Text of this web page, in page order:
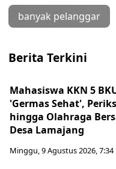
banyak pelanggar
Berita Terkini
Mahasiswa KKN 5
'Germas Sehat',
hingga Olahraga
Desa Lamajang
Minggu, 9 Agustus 2026, 7:34